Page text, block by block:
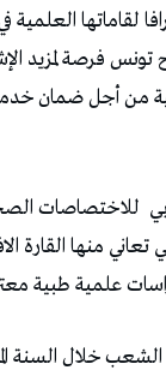
لقاماتها
فرصة لمزيد
من أجل ضمان
للاختصاصات
تعاني منها
علمية طبية